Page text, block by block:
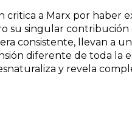
critica a Marx por haber
su singular contribución
consistente, llevan a
diferente de toda la
y revela